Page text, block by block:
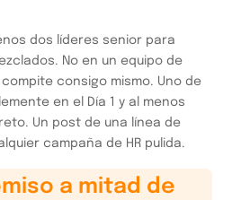
dos líderes senior para
No en un equipo de
consigo mismo. Uno de
en el Día 1 y al menos
Un post de una línea de
campaña de HR pulida.
a mitad de